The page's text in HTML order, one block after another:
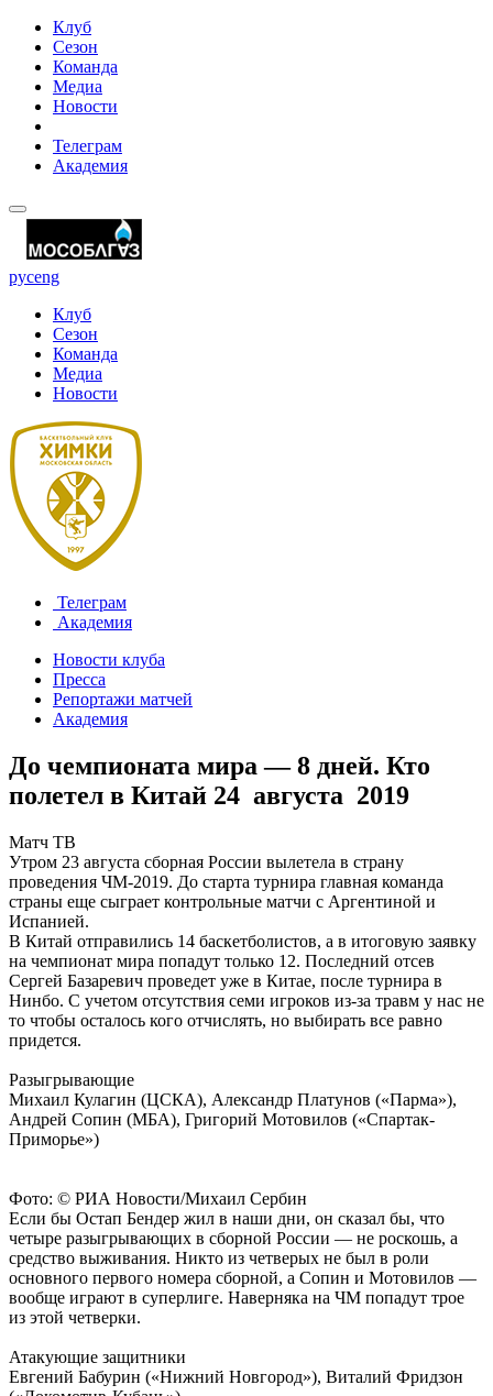
Клуб
Сезон
Команда
Медиа
Новости
Телеграм
Академия
русeng
Клуб
Сезон
Команда
Медиа
Новости
Телеграм
Академия
Новости клуба
Пресса
Репортажи матчей
Академия
До чемпионата мира — 8 дней. Кто
полетел в Китай 24 августа 2019
Матч ТВ
Утром 23 августа сборная России вылетела в страну
проведения ЧМ-2019. До старта турнира главная команда
страны еще сыграет контрольные матчи с Аргентиной и
Испанией.
В Китай отправились 14 баскетболистов, а в итоговую заявку
на чемпионат мира попадут только 12. Последний отсев
Сергей Базаревич проведет уже в Китае, после турнира в
Нинбо. С учетом отсутствия семи игроков из-за травм у нас не
то чтобы осталось кого отчислять, но выбирать все равно
придется.
Разыгрывающие
Михаил Кулагин (ЦСКА), Александр Платунов («Парма»),
Андрей Сопин (МБА), Григорий Мотовилов («Спартак-
Приморье»)
Фото: © РИА Новости/Михаил Сербин
Если бы Остап Бендер жил в наши дни, он сказал бы, что
четыре разыгрывающих в сборной России — не роскошь, а
средство выживания. Никто из четверых не был в роли
основного первого номера сборной, а Сопин и Мотовилов —
вообще играют в суперлиге. Наверняка на ЧМ попадут трое
из этой четверки.
Атакующие защитники
Евгений Бабурин («Нижний Новгород»), Виталий Фридзон